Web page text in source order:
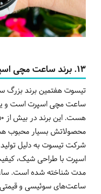
13. برند ساعت مچی اسپرت تیسوت
تیسوت هفتمین برند بزرگ
ساعت مچی اسپرت است و
محصولاتش بسیار محبوب
شرکت تیسوت به دلیل
اسپرت با طراحی شیک،
مدت شناخته شده است.
ساعت‌های سوئیسی و